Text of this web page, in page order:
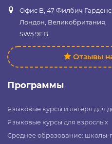
Офис B, 47 Филбич Гарденс,
Лондон, Великобритания,
SW5 9EB
Отзывы
Программы
Языковые курсы и лагеря для
Языковые курсы для взрослых
Среднее образование: